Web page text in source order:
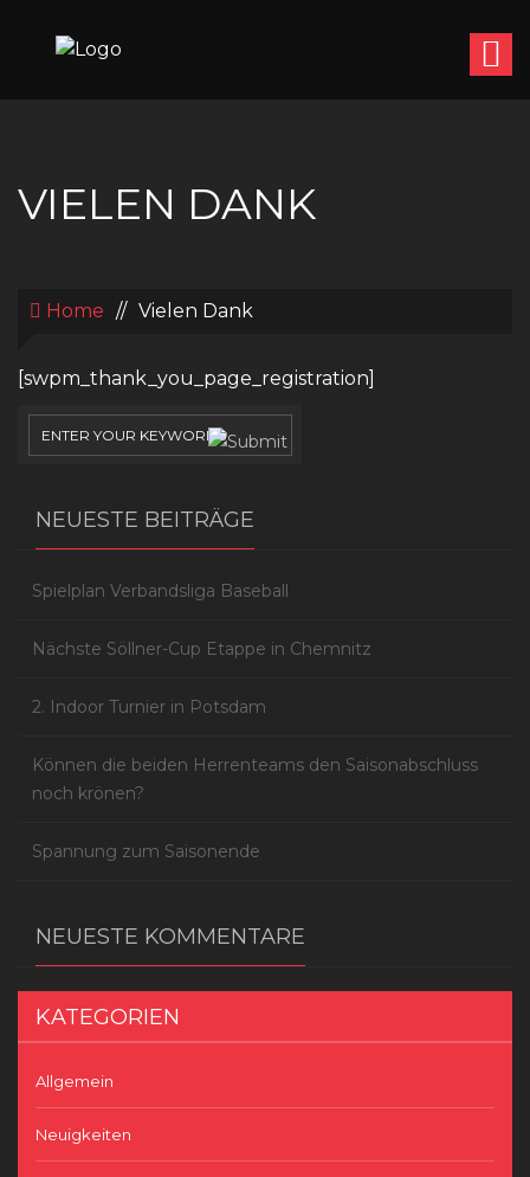
VIELEN DANK
Home // Vielen Dank
[swpm_thank_you_page_registration]
NEUESTE BEITRÄGE
Spielplan Verbandsliga Baseball
Nächste Söllner-Cup Etappe in Chemnitz
2. Indoor Turnier in Potsdam
Können die beiden Herrenteams den Saisonabschluss
noch krönen?
Spannung zum Saisonende
NEUESTE KOMMENTARE
KATEGORIEN
Allgemein
Neuigkeiten